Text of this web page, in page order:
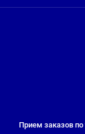
Прием заказов по